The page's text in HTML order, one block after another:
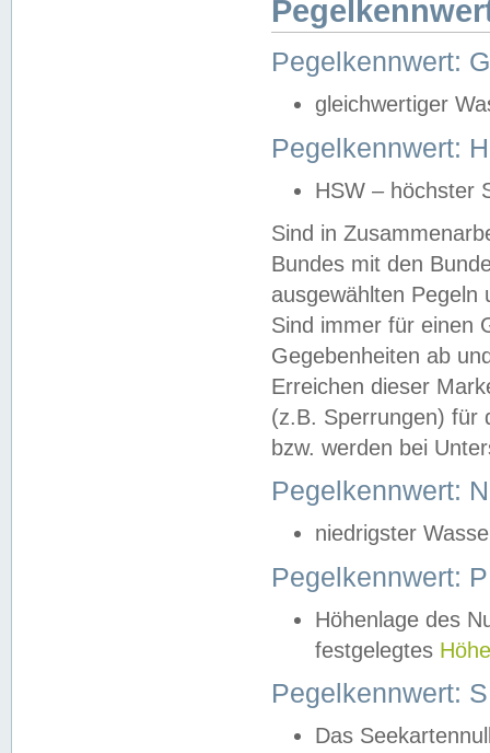
Pegelkennwert:
gleichwertiger
Pegelkennwert:
HSW – höchster
Sind in
Bundes mit den
ausgewählten
Sind immer für einen
Gegebenheiten ab
Erreichen dieser
(z.B. Sperrungen) für
bzw. werden bei
Pegelkennwert:
niedrigster
Pegelkennwert:
Höhenlage des
festgelegtes
Pegelkennwert:
Das